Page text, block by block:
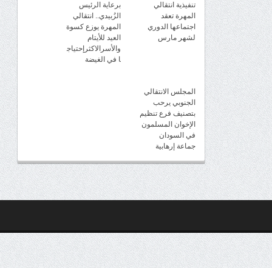
تنفيذية انتقالي
المهرة تعقد
اجتماعها الدوري
لشهر مارس
برعاية الرئيس
الزُبيدي.. انتقالي
المهرة يوزع كسوة
العيد للأيتام
والأسرالاكثرإحتياج
ا في الغيضة
المجلس الانتقالي
الجنوبي يرحب
بتصنيف فرع تنظيم
الإخوان المسلمون
في السودان
جماعة إرهابية